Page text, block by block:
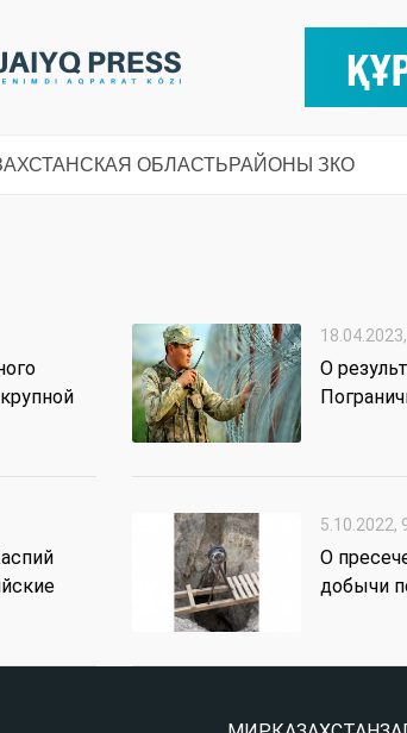
ОБЛАСТЬРАЙОНЫ ЗКО
О
5.10.2022,
О
добычи